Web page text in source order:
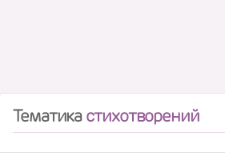
Тематикастихотворений